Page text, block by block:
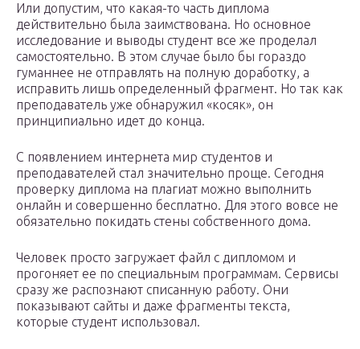
Или допустим, что какая-то часть диплома
действительно была заимствована. Но основное
исследование и выводы студент все же проделал
самостоятельно. В этом случае было бы гораздо
гуманнее не отправлять на полную доработку, а
исправить лишь определенный фрагмент. Но так как
преподаватель уже обнаружил «косяк», он
принципиально идет до конца.
С появлением интернета мир студентов и
преподавателей стал значительно проще. Сегодня
проверку диплома на плагиат можно выполнить
онлайн и совершенно бесплатно. Для этого вовсе не
обязательно покидать стены собственного дома.
Человек просто загружает файл с дипломом и
прогоняет ее по специальным программам. Сервисы
сразу же распознают списанную работу. Они
показывают сайты и даже фрагменты текста,
которые студент использовал.